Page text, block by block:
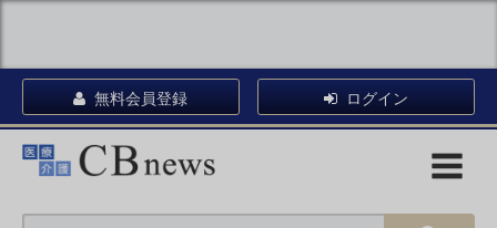
無料会員登録 ログイン